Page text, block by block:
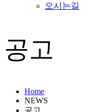
오시는길
공고
Home
NEWS